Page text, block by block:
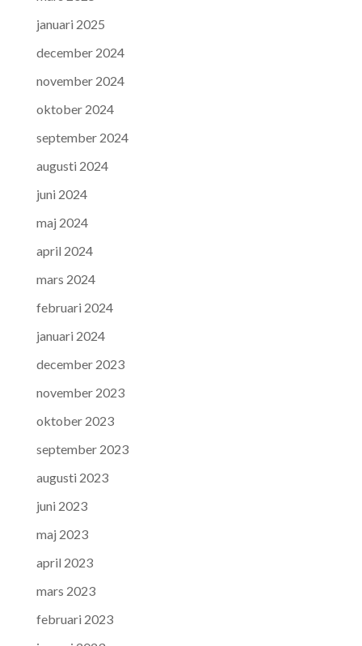
januari 2025
december 2024
november 2024
oktober 2024
september 2024
augusti 2024
juni 2024
maj 2024
april 2024
mars 2024
februari 2024
januari 2024
december 2023
november 2023
oktober 2023
september 2023
augusti 2023
juni 2023
maj 2023
april 2023
mars 2023
februari 2023